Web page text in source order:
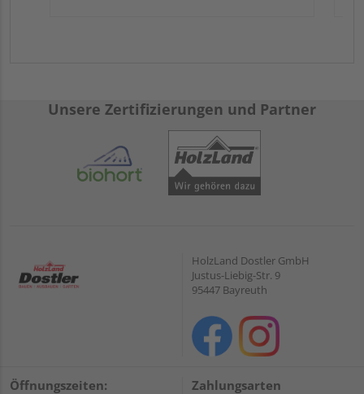
Unsere Zertifizierungen und Partner
HolzLand Dostler GmbH
Justus-Liebig-Str. 9
95447 Bayreuth
Öffnungszeiten: Zahlungsarten